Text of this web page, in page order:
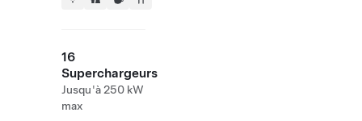
16
Superchargeurs
Jusqu'à 250 kW
max